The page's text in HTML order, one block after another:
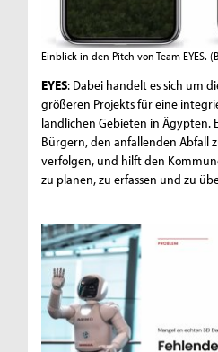
Einblick in den Pitch von Team EYES.
EYES: Dabei handelt es sich um
größeren Projekts für eine
ländlichen Gebieten in Ägypten.
Bürgern, den anfallenden Abfall
verfolgen, und hilft den
zu planen, zu erfassen und zu